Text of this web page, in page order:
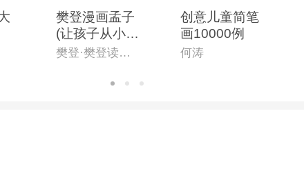
樊登漫画孟子
(让孩子从小立
志,从小积极上
漫画还原孟子
樊登·樊登读书团队
创意儿童简笔
画10000例
何涛